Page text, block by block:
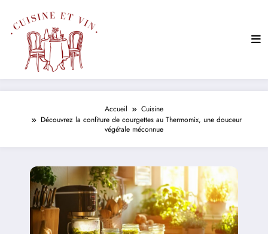
contenu
Accueil
Cuisine
Découvrez la confiture de courgettes au Thermomix, une douceur
végétale méconnue